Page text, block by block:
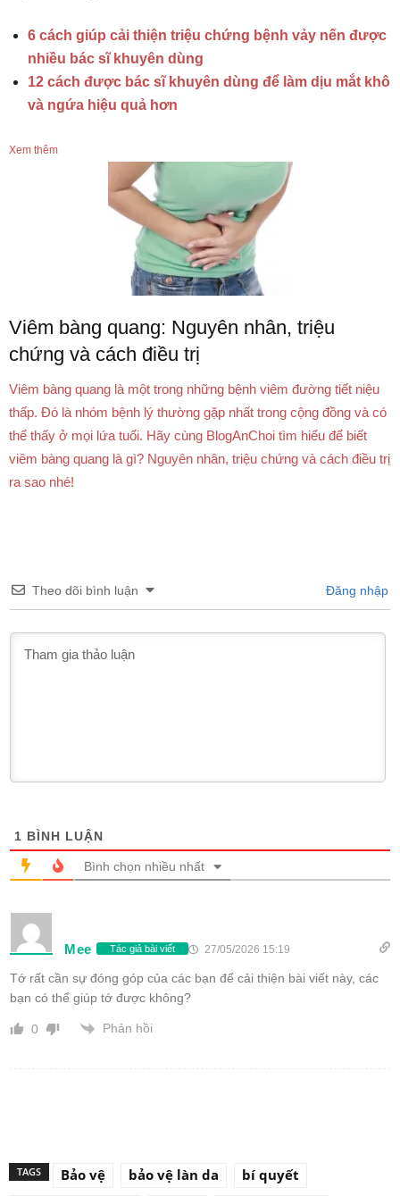
6 cách giúp cải thiện triệu chứng bệnh vảy nến được
nhiều bác sĩ khuyên dùng
12 cách được bác sĩ khuyên dùng để làm dịu mắt khô
và ngứa hiệu quả hơn
Xem thêm
Viêm bàng quang: Nguyên nhân, triệu
chứng và cách điều trị
Viêm bàng quang là một trong những bệnh viêm đường tiết niệu
thấp. Đó là nhóm bệnh lý thường gặp nhất trong cộng đồng và có
thể thấy ở mọi lứa tuổi. Hãy cùng BlogAnChoi tìm hiểu để biết
viêm bàng quang là gì? Nguyên nhân, triệu chứng và cách điều trị
ra sao nhé!
Theo dõi bình luận Đăng nhập
1 BÌNH LUẬN
Bình chọn nhiều nhất
Mee Tác giả bài viết 27/05/2026 15:19
Tớ rất cần sự đóng góp của các bạn để cải thiện bài viết này, các
bạn có thể giúp tớ được không?
0 Phản hồi
TAGS Bảo vệ bảo vệ làn da bí quyết